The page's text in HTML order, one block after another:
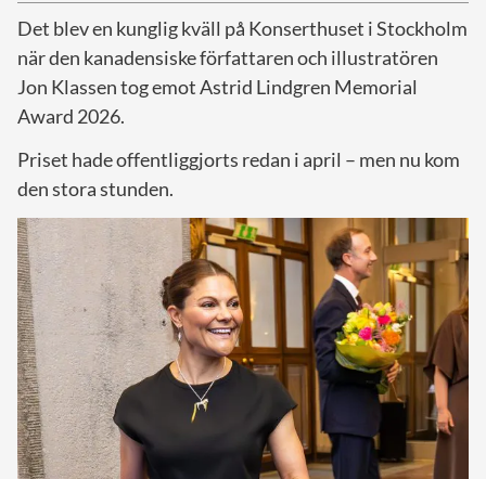
Det blev en kunglig kväll på Konserthuset i Stockholm
när den kanadensiske författaren och illustratören
Jon Klassen tog emot Astrid Lindgren Memorial
Award 2026.
Priset hade offentliggjorts redan i april – men nu kom
den stora stunden.